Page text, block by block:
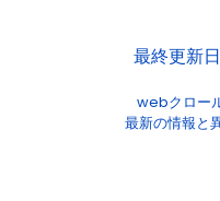
最終更新
webクロー
最新の情報と